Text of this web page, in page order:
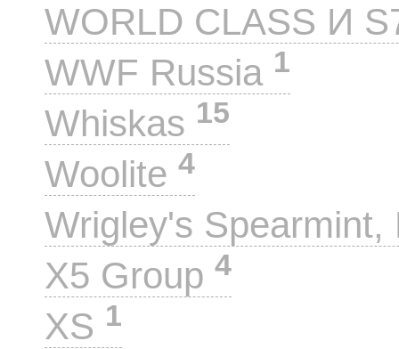
WORLD CLASS И
WWF Russia 1
Whiskas 15
Woolite 4
Wrigley's
X5 Group 4
XS 1